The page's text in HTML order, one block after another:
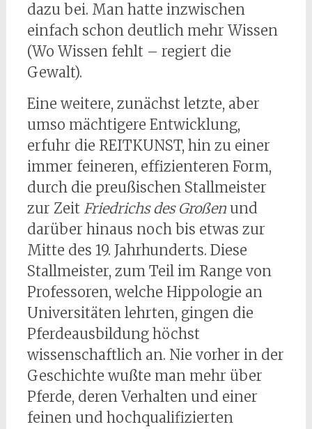
dazu bei. Man hatte inzwischen
einfach schon deutlich mehr Wissen
(Wo Wissen fehlt – regiert die
Gewalt).
Eine weitere, zunächst letzte, aber
umso mächtigere Entwicklung,
erfuhr die REITKUNST, hin zu einer
immer feineren, effizienteren Form,
durch die preußischen Stallmeister
zur Zeit Friedrichs des Großenund
darüber hinaus noch bis etwas zur
Mitte des 19. Jahrhunderts. Diese
Stallmeister, zum Teil im Range von
Professoren, welche Hippologie an
Universitäten lehrten, gingen die
Pferdeausbildung höchst
wissenschaftlich an. Nie vorher in der
Geschichte wußte man mehr über
Pferde, deren Verhalten und einer
feinen und hochqualifizierten